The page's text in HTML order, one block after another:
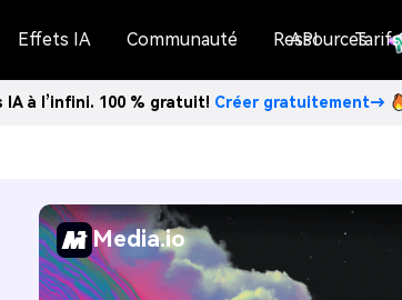
Effets IA Communauté Ressources
API Tarifs
IA à l’infini. 100 % gratuit! Créer gratuitement→
Media.io